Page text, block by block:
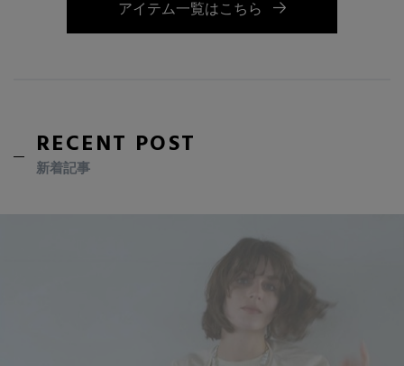
アイテム一覧はこちら
RECENT POST
新着記事